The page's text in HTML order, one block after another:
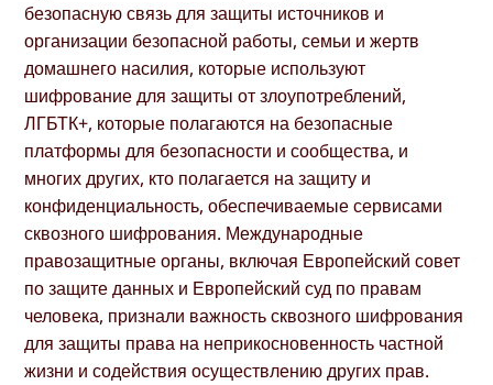
безопасную связь для защиты источников и
организации безопасной работы, семьи и жертв
домашнего насилия, которые используют
шифрование для защиты от злоупотреблений,
ЛГБТК+, которые полагаются на безопасные
платформы для безопасности и сообщества, и
многих других, кто полагается на защиту и
конфиденциальность, обеспечиваемые сервисами
сквозного шифрования. Международные
правозащитные органы, включая Европейский совет
по защите данных и Европейский суд по правам
человека, признали важность сквозного шифрования
для защиты права на неприкосновенность частной
жизни и содействия осуществлению других прав.